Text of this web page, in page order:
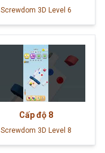
Screwdom 3D Level 6
Cấp độ 8
Screwdom 3D Level 8